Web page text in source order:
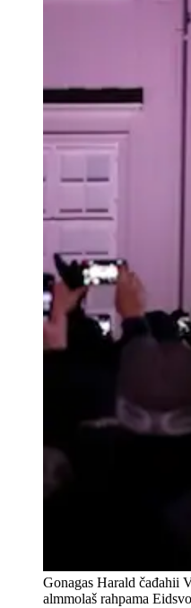
Gonagas Harald čađahii
almmolaš rahpama